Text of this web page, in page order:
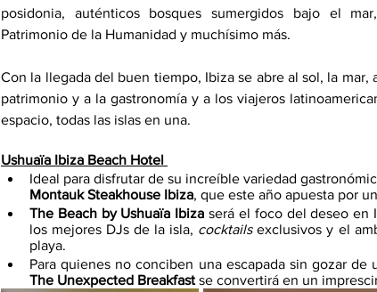
posidonia, auténticos bosques sumergidos bajo el
Patrimonio de la Humanidad y muchísimo más.
Con la llegada del buen tiempo, Ibiza se abre al sol, la mar,
patrimonio y a la gastronomía y a los viajeros
espacio, todas las islas en una.
Ushuaïa Ibiza Beach Hotel
Ideal para disfrutar de su increíble variedad
Montauk Steakhouse Ibiza, que este año apuesta por
The Beach by Ushuaïa Ibiza será el foco del deseo en
los mejores DJs de la isla, cocktails exclusivos y el
playa.
The Unexpected Breakfast se convertirá en un